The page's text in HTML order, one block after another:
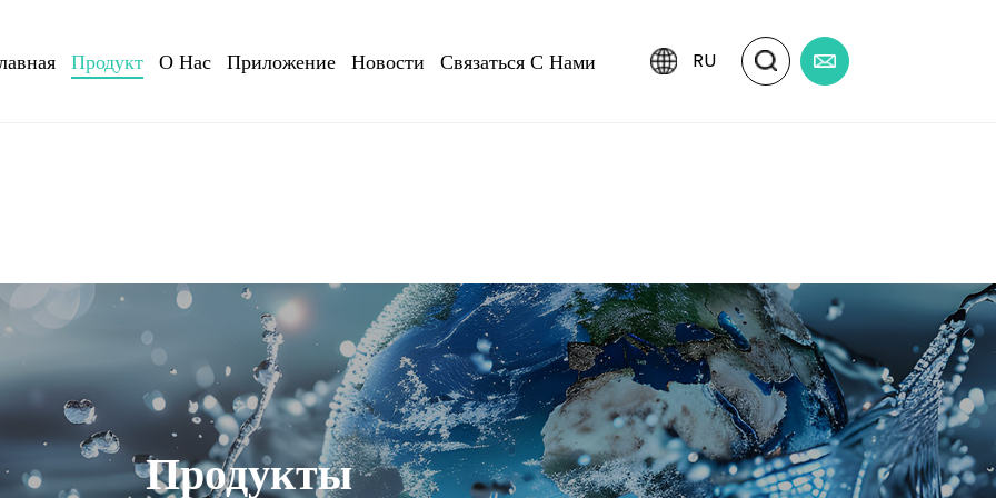
Продукт О Нас Приложение Новости Связаться С Нами RU
Продукты